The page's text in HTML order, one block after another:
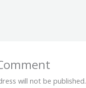
will not be published.